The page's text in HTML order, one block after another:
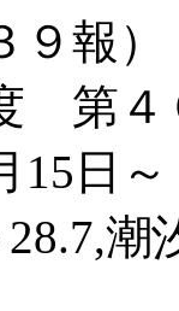
報）
第４
日～